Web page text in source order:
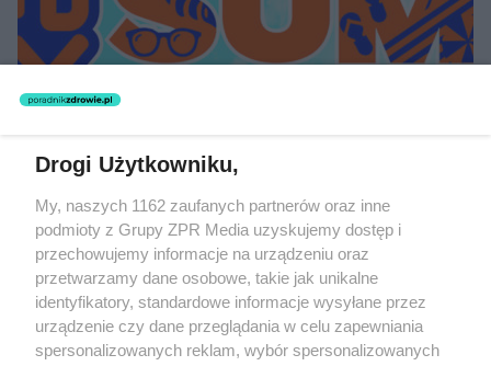
ESKA Summer Camp 2026 rusza w
trasę! Odwiedź strefę Wawel i
spróbuj kultowych Michałków z
MATERIAŁ SPONSOROWANY
Drogi Użytkowniku,
My, naszych 1162 zaufanych partnerów oraz inne
podmioty z Grupy ZPR Media uzyskujemy dostęp i
przechowujemy informacje na urządzeniu oraz
przetwarzamy dane osobowe, takie jak unikalne
identyfikatory, standardowe informacje wysyłane przez
urządzenie czy dane przeglądania w celu zapewniania
spersonalizowanych reklam, wybór spersonalizowanych